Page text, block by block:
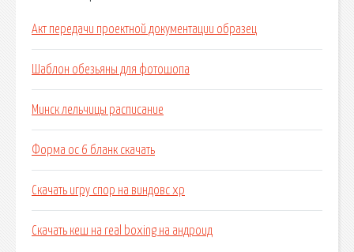
Акт передачи проектной документации образец
Шаблон обезьяны для фотошопа
Минск лельчицы расписание
Форма ос 6 бланк скачать
Скачать игру спор на виндовс xp
Скачать кеш на real boxing на андроид